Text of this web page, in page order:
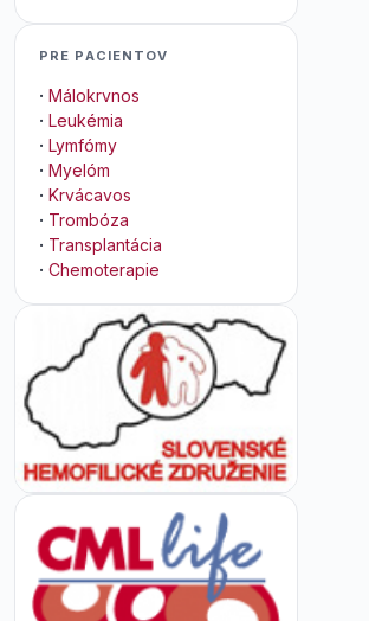
PRE PACIENTOV
· Málokrvnos
· Leukémia
· Lymfómy
· Myelóm
· Krvácavos
· Trombóza
· Transplantácia
· Chemoterapie